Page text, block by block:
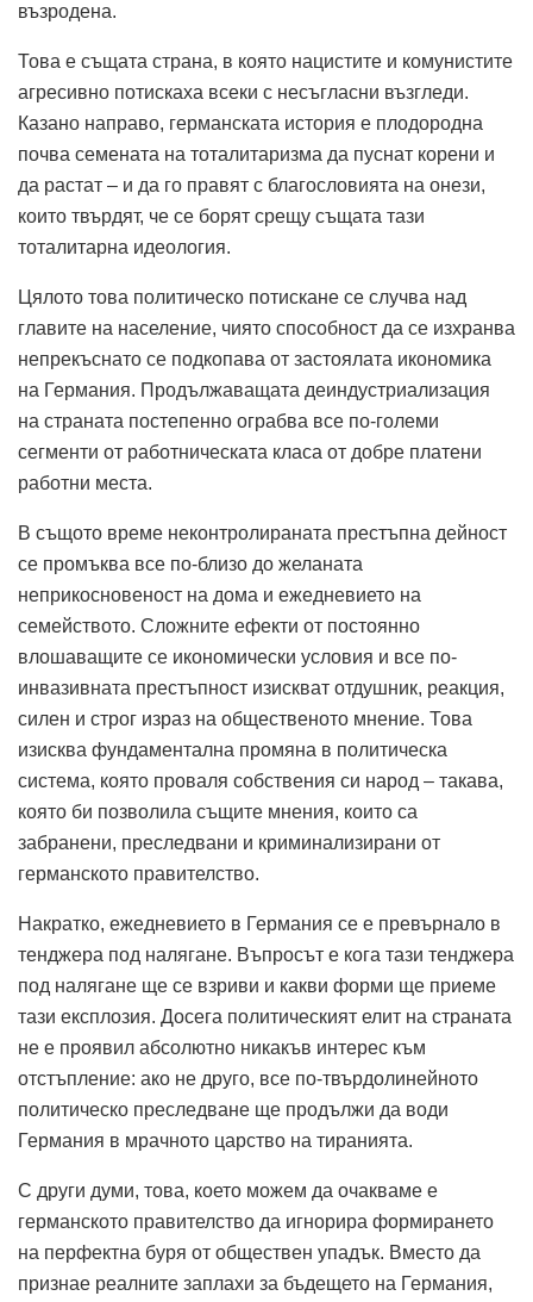
възродена.
Това е същата страна, в която нацистите и комунистите
агресивно потискаха всеки с несъгласни възгледи.
Казано направо, германската история е плодородна
почва семената на тоталитаризма да пуснат корени и
да растат – и да го правят с благословията на онези,
които твърдят, че се борят срещу същата тази
тоталитарна идеология.
Цялото това политическо потискане се случва над
главите на население, чиято способност да се изхранва
непрекъснато се подкопава от застоялата икономика
на Германия. Продължаващата деиндустриализация
на страната постепенно ограбва все по-големи
сегменти от работническата класа от добре платени
работни места.
В същото време неконтролираната престъпна дейност
се промъква все по-близо до желаната
неприкосновеност на дома и ежедневието на
семейството. Сложните ефекти от постоянно
влошаващите се икономически условия и все по-
инвазивната престъпност изискват отдушник, реакция,
силен и строг израз на общественото мнение. Това
изисква фундаментална промяна в политическа
система, която проваля собствения си народ – такава,
която би позволила същите мнения, които са
забранени, преследвани и криминализирани от
германското правителство.
Накратко, ежедневието в Германия се е превърнало в
тенджера под налягане. Въпросът е кога тази тенджера
под налягане ще се взриви и какви форми ще приеме
тази експлозия. Досега политическият елит на страната
не е проявил абсолютно никакъв интерес към
отстъпление: ако не друго, все по-твърдолинейното
политическо преследване ще продължи да води
Германия в мрачното царство на тиранията.
С други думи, това, което можем да очакваме е
германското правителство да игнорира формирането
на перфектна буря от обществен упадък. Вместо да
признае реалните заплахи за бъдещето на Германия,